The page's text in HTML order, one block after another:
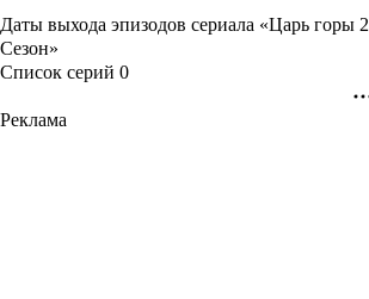
Даты выхода эпизодов сериала «Царь горы 2
Сезон»
Список серий 0
Реклама